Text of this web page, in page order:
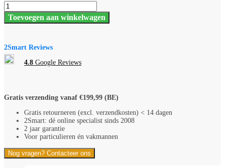
Niko
Original
White
101-
76100
RAL
Toevoegen aan winkelwagen
2Smart Reviews
4.8 Google Reviews
Gratis verzending vanaf €199,99 (BE)
Gratis retourneren (excl. verzendkosten) < 14 dagen
2Smart: dé online specialist sinds 2008
2 jaar garantie
Voor particulieren én vakmannen
Nog vragen? Contacteer ons